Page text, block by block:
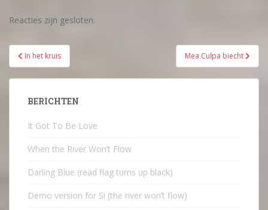
Reacties zijn gesloten.
Bericht
navigatie
In het kruis Mea Culpa biecht
BERICHTEN
It Got To Be Love
When the River Won’t Flow
Darling Blue (read flag turns up black)
Demo version for Si (the river won’t flow)